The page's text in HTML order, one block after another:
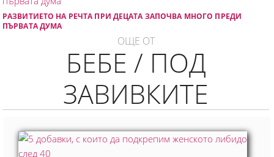
РАЗВИТИЕТО НА РЕЧТА ПРИ ДЕЦАТА ЗАПОЧВА МНОГО ПРЕДИ
ПЪРВАТА ДУМА
ОЩЕ ОТ
БЕБЕ / ПОД
ЗАВИВКИТЕ